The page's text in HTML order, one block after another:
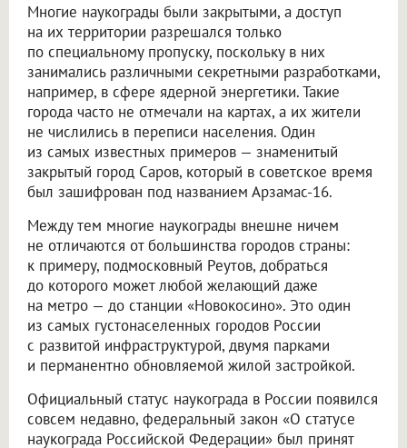
Многие наукограды были закрытыми, а доступ
на их территории разрешался только
по специальному пропуску, поскольку в них
занимались различными секретными разработками,
например, в сфере ядерной энергетики. Такие
города часто не отмечали на картах, а их жители
не числились в переписи населения. Один
из самых известных примеров — знаменитый
закрытый город Саров, который в советское время
был зашифрован под названием Арзамас-16.
Между тем многие наукограды внешне ничем
не отличаются от большинства городов страны:
к примеру, подмосковный Реутов, добраться
до которого может любой желающий даже
на метро — до станции «Новокосино». Это один
из самых густонаселенных городов России
с развитой инфраструктурой, двумя парками
и перманентно обновляемой жилой застройкой.
Официальный статус наукограда в России появился
совсем недавно, федеральный закон «О статусе
наукограда Российской Федерации» был принят